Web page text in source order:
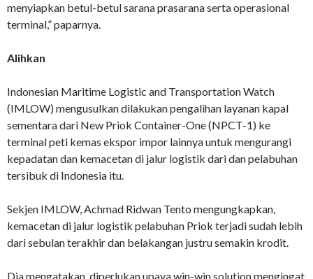
menyiapkan betul-betul sarana prasarana serta operasional
terminal,” paparnya.
Alihkan
Indonesian Maritime Logistic and Transportation Watch
(IMLOW) mengusulkan dilakukan pengalihan layanan kapal
sementara dari New Priok Container-One (NPCT-1) ke
terminal peti kemas ekspor impor lainnya untuk mengurangi
kepadatan dan kemacetan di jalur logistik dari dan pelabuhan
tersibuk di Indonesia itu.
Sekjen IMLOW, Achmad Ridwan Tento mengungkapkan,
kemacetan di jalur logistik pelabuhan Priok terjadi sudah lebih
dari sebulan terakhir dan belakangan justru semakin krodit.
Dia mengatakan, diperlukan upaya win-win solution mengingat